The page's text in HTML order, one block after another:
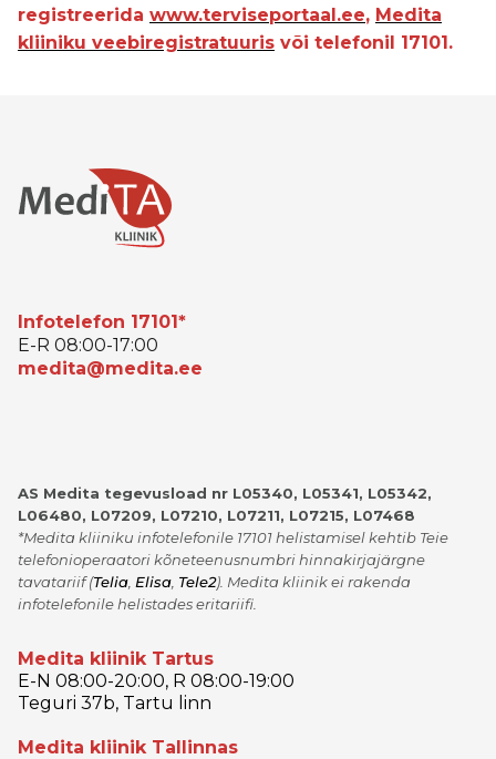
registreerida www.terviseportaal.ee, Medita
kliiniku veebiregistratuuris või telefonil 17101.
Infotelefon 17101*
E-R 08:00-17:00
medita@medita.ee
Medita kliinik Tartus
E-N 08:00-20:00, R 08:00-19:00
Teguri 37b, Tartu linn
Medita kliinik Tallinnas
AS Medita tegevusload nr L05340, L05341, L05342,
L06480, L07209, L07210, L07211, L07215, L07468
*Medita kliiniku infotelefonile 17101 helistamisel kehtib Teie
telefonioperaatori kõneteenusnumbri hinnakirjajärgne
tavatariif(Telia, Elisa, Tele2). Medita kliinik ei rakenda
infotelefonile helistades eritariifi.